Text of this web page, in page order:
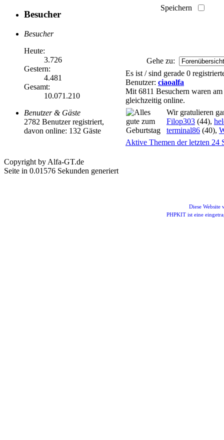
Besucher
Besucher
Heute:
3.726
Gestern:
4.481
Gesamt:
10.071.210
Benutzer & Gäste
2782 Benutzer registriert,
davon online: 132 Gäste
Speichern
Gehe zu:
Es ist / sind gerade 0
Benutzer: ciaoalfa
Mit 6811 Besuchern waren
gleichzeitig online.
Wir gratulieren
Filop303 (44),
terminal86 (40),
Aktive Themen der letzten 24
Copyright by Alfa-GT.de
Seite in 0.01576 Sekunden generiert
Diese Website
PHPKIT ist eine